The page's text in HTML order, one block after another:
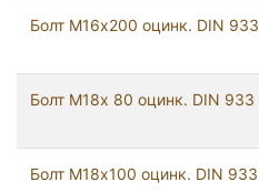
Болт М16х200 оцинк. DIN 933
Болт М18х 80 оцинк. DIN 933
Болт М18х100 оцинк. DIN 933